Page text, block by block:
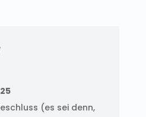
(es sei denn,